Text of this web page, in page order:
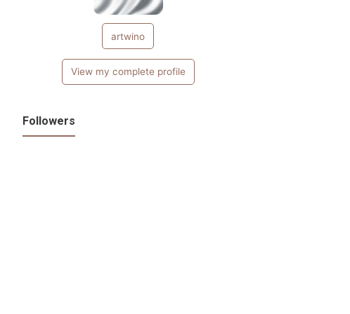
artwino
View my complete profile
Followers